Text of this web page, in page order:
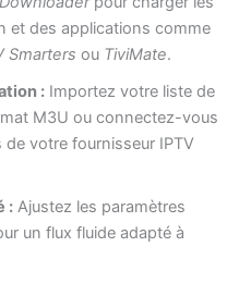
et des applications comme
Smarters ou TiviMate.
: Importez votre liste de
M3U ou connectez-vous
votre fournisseur IPTV
: Ajustez les paramètres
un flux fluide adapté à